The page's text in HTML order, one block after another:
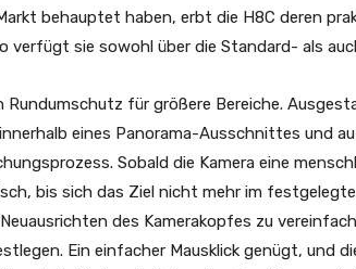
behauptet haben, erbt die H8C deren
verfügt sie sowohl über die Standard- als
Rundumschutz für größere Bereiche.
eines Panorama-Ausschnittes und
Sobald die Kamera eine
bis sich das Ziel nicht mehr im
des Kamerakopfes zu
Ein einfacher Mausklick genügt, und